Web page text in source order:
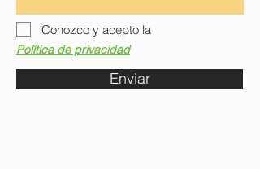
Conozco y acepto la
Política de privacidad
Enviar